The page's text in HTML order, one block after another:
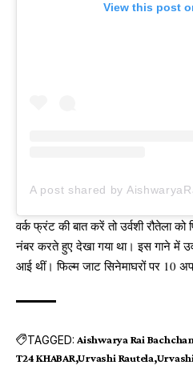
View this post
वर्क फ्रंट की बात करें तो उर्वशी रौतेला
नंबर करते हुए देखा गया था। इस गाने में
आई थीं। फिल्म जाट सिनेमाघरों पर 10
TAGGED: Aishwarya Rai
T24 KHABAR Urvashi Rautela